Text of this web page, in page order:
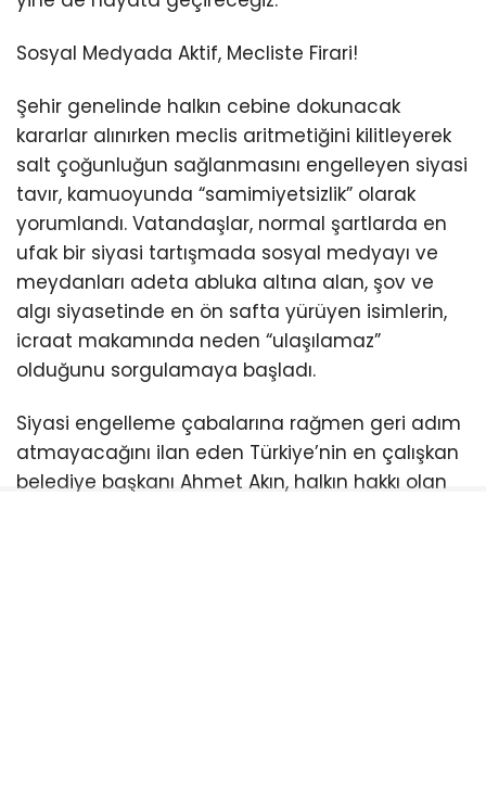
Sosyal Medyada Aktif, Mecliste Firari!
Şehir genelinde halkın cebine dokunacak
kararlar alınırken meclis aritmetiğini kilitleyerek
salt çoğunluğun sağlanmasını engelleyen siyasi
tavır, kamuoyunda “samimiyetsizlik” olarak
yorumlandı. Vatandaşlar, normal şartlarda en
ufak bir siyasi tartışmada sosyal medyayı ve
meydanları adeta abluka altına alan, şov ve
algı siyasetinde en ön safta yürüyen isimlerin,
icraat makamında neden “ulaşılamaz”
olduğunu sorgulamaya başladı.
Siyasi engelleme çabalarına rağmen geri adım
atmayacağını ilan eden Türkiye’nin en çalışkan
belediye başkanı Ahmet Akın, halkın hakkı olan